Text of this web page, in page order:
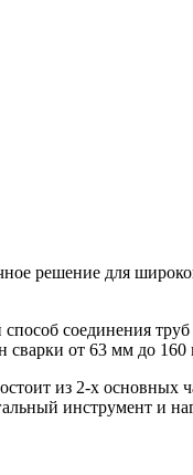
решение для
соединения
сварки от 63 мм до
из 2-х
инструмент и